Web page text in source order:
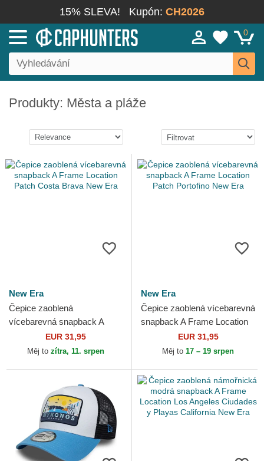
15% SLEVA! Kupón: CH2026
0
Produkty: Města a pláže
New Era
Čepice zaoblená
vícebarevná snapback A
Frame Location Patch Costa
Brava New Era
EUR 31,95
Měj to zítra, 11. srpen
New Era
Čepice zaoblená vícebarevná
snapback A Frame Location
Patch Portofino New Era
EUR 31,95
Měj to 17 – 19 srpen